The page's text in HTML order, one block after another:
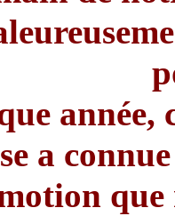
année,
a